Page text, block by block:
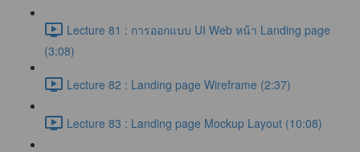
Lecture 81 : การออกแบบ UI Web หน้า Landing page
(3:08)
Lecture 82 : Landing page Wireframe (2:37)
Lecture 83 : Landing page Mockup Layout (10:08)